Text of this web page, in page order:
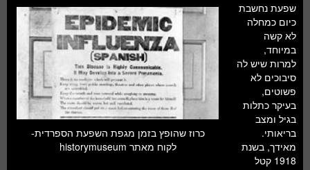
כרוז שהופץ בזמן מגפת השפעת הספרדית-
לקוח מאתר historymuseum
שפעת נחשבת
כיום כמחלה
לא קשה
במיוחד,
למרות שיש לה
סיבוכים לא
פשוטים,
בעיקר כתלות
בגיל ומצב
בריאותי.
מאידך, בשנת
1918 קטל